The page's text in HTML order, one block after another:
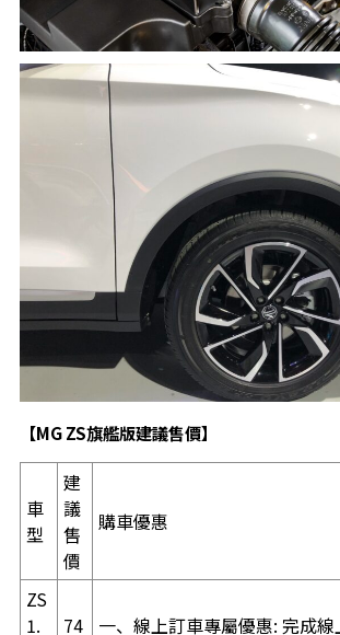
【MG ZS旗艦版建議售價】
車
型
建
議
售
價
購車優惠
ZS
1.
74 一、線上訂車專屬優惠: 完成